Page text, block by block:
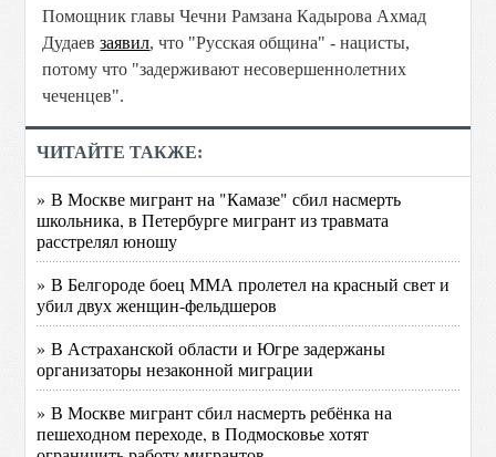
Помощник главы Чечни Рамзана Кадырова Ахмад
Дудаевзаявил, что "Русская община" - нацисты,
потому что "задерживают несовершеннолетних
чеченцев".
ЧИТАЙТЕ ТАКЖЕ:
» В Москве мигрант на "Камазе" сбил насмерть
школьника, в Петербурге мигрант из травмата
расстрелял юношу
» В Белгороде боец ММА пролетел на красный свет и
убил двух женщин-фельдшеров
» В Астраханской области и Югре задержаны
организаторы незаконной миграции
» В Москве мигрант сбил насмерть ребёнка на
пешеходном переходе, в Подмосковье хотят